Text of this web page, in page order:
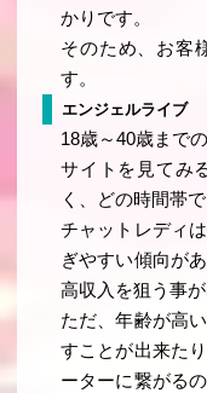
かりです。
そのため、お客
す。
エンジェルライブ
18歳～40歳まで
サイトを見てみ
く、どの時間帯
チャットレディ
ぎやすい傾向が
高収入を狙う事が
ただ、年齢が高
すことが出来た
ーターに繋がる